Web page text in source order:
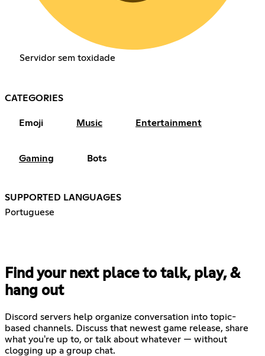
Servidor sem toxidade
CATEGORIES
Emoji Music Entertainment
Gaming Bots
SUPPORTED LANGUAGES
Portuguese
Find your next place to talk, play, &
hang out
Discord servers help organize conversation into topic-
based channels. Discuss that newest game release, share
what you're up to, or talk about whatever — without
clogging up a group chat.